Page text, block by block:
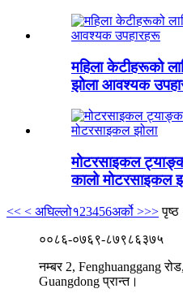
महिला केटीहरूको
झोला आवश्यक
मोटरसाइकल
कालो मोटरसाइकल
<< < अघिल्लो१23456अर्को >>>
००८६-०७६९-८७९८६३७५
नम्बर 2, Fenghuanggang
Guangdong प्रान्त।